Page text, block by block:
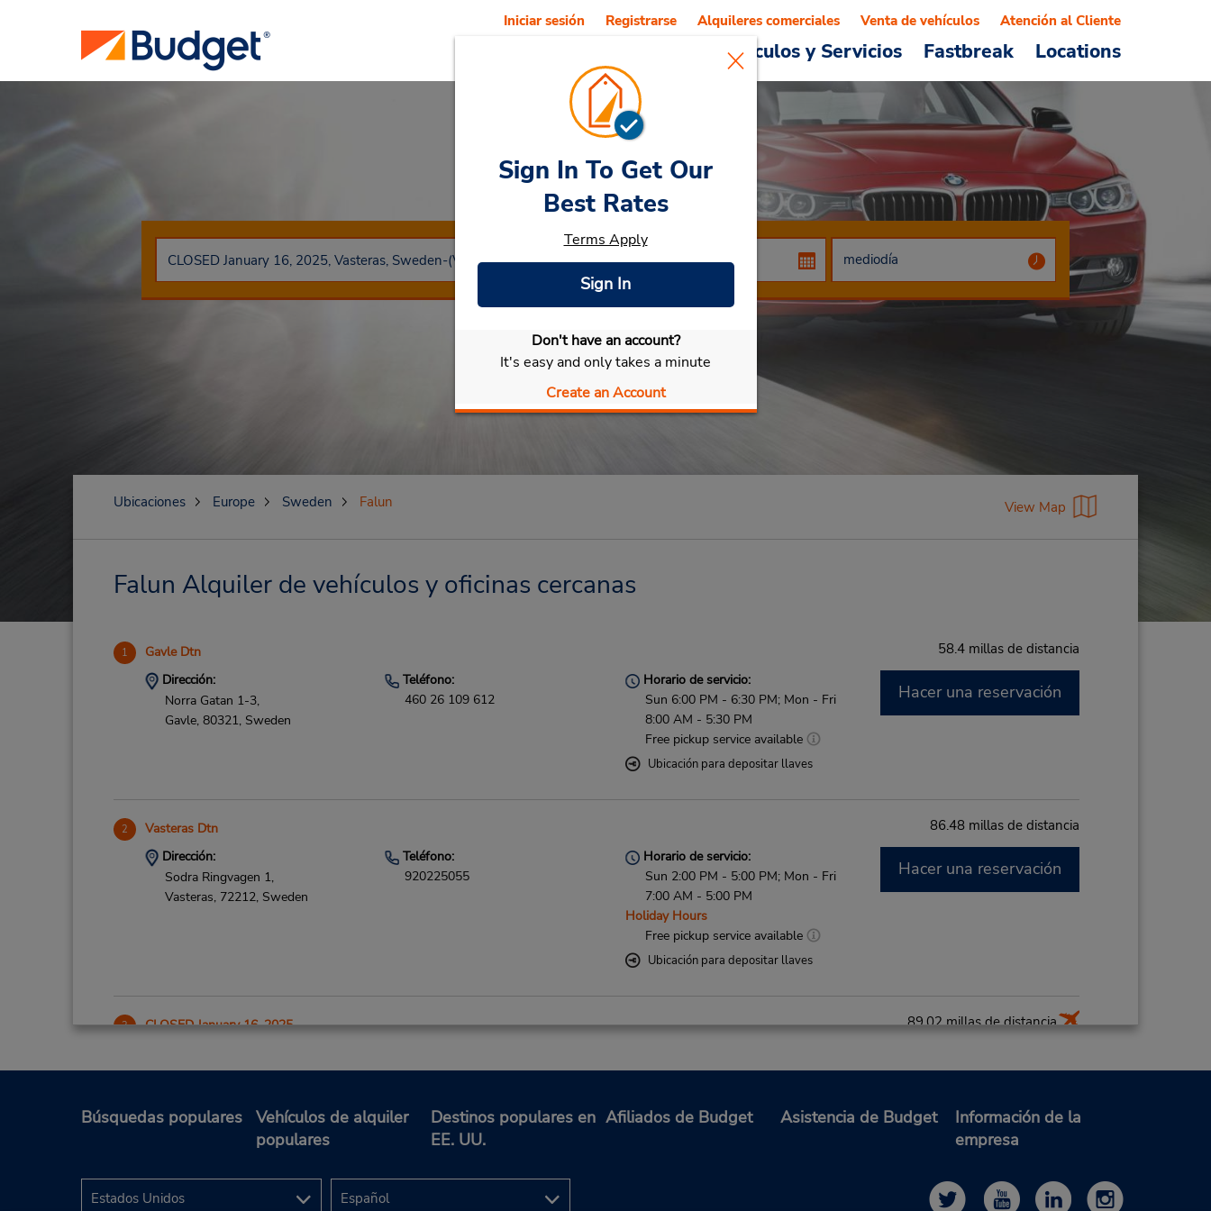
Vehículos y Servicios Fastbreak Locations
Iniciar sesión Registrarse Alquileres comerciales Venta de vehículos Atención al Cliente
Car RentalFalun
Seleccionar mi vehículo
Sign In To Get Our
Best Rates
Terms Apply
Sign In
Don't have an account?
It's easy and only takes a minute
Create an Account
Ubicaciones Europe Sweden Falun View Map
Falun Alquiler de vehículos y oficinas cercanas
1 Gavle Dtn 58.4 millas de distancia
Dirección:
Norra Gatan 1-3,
Gavle, 80321, Sweden
Teléfono:
460 26 109 612
Horario de servicio:
Sun 6:00 PM - 6:30 PM; Mon - Fri
8:00 AM - 5:30 PM
Free pickup service available
Ubicación para depositar llaves
Hacer una reservación
2 Vasteras Dtn 86.48 millas de distancia
Dirección:
Sodra Ringvagen 1,
Vasteras, 72212, Sweden
Teléfono:
920225055
Horario de servicio:
Sun 2:00 PM - 5:00 PM; Mon - Fri
7:00 AM - 5:00 PM
Holiday Hours
Free pickup service available
Ubicación para depositar llaves
Hacer una reservación
3 CLOSED January 16, 2025 89.02 millas de distancia
Stockholm Vasteras Flygplats,
46 (0) 21 800188
Holiday Hours
Si llega en avión, el mostrador de
Hacer una reservación
Búsquedas populares
Vehículos de alquiler
populares
Destinos populares en
EE. UU.
Afiliados de Budget Asistencia de Budget
Información de la
empresa